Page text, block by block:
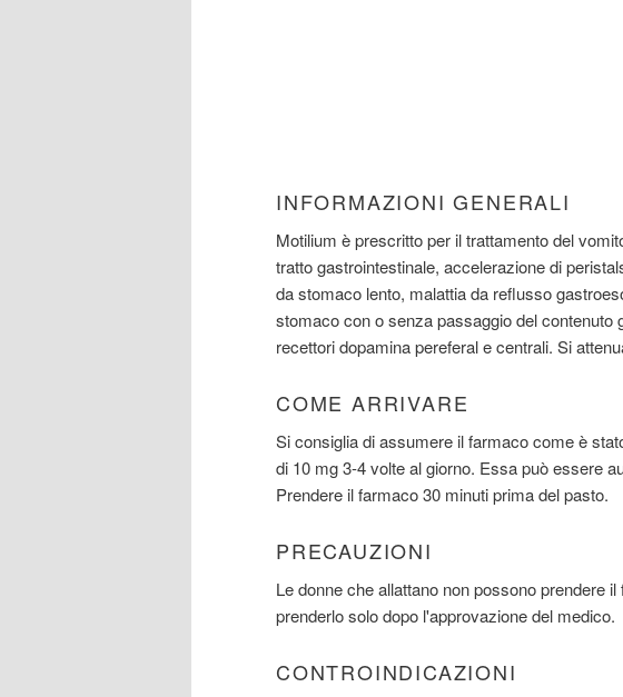
INFORMAZIONI GENERALI
Motilium è prescritto per il trattamento del
tratto gastrointestinale, accelerazione di
da stomaco lento, malattia da reflusso
stomaco con o senza passaggio del
recettori dopamina pereferal e centrali. Si
COME ARRIVARE
Si consiglia di assumere il farmaco come è
di 10 mg 3-4 volte al giorno. Essa può essere
Prendere il farmaco 30 minuti prima del pasto.
PRECAUZIONI
Le donne che allattano non possono prendere
prenderlo solo dopo l'approvazione del medico.
CONTROINDICAZIONI